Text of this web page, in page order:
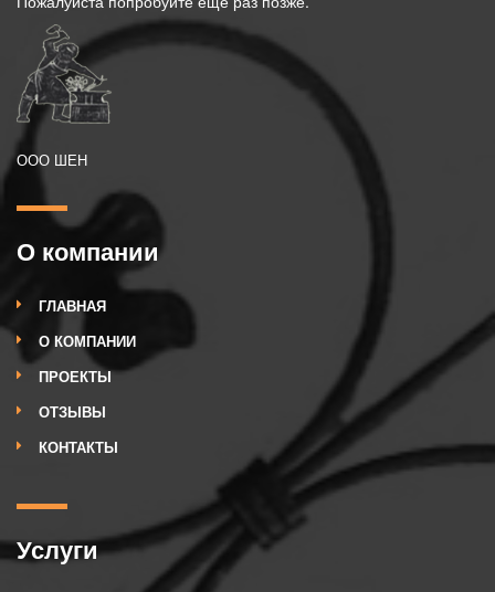
ООО ШЕН
О компании
ГЛАВНАЯ
О КОМПАНИИ
ПРОЕКТЫ
ОТЗЫВЫ
КОНТАКТЫ
Услуги